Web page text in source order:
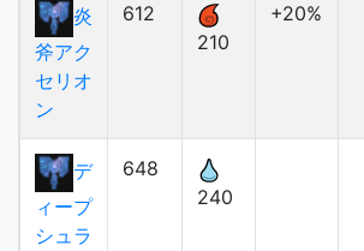
炎
斧アク
セリオ
ン
612
210
+20%
デ
ィープ
シュラ
648
240